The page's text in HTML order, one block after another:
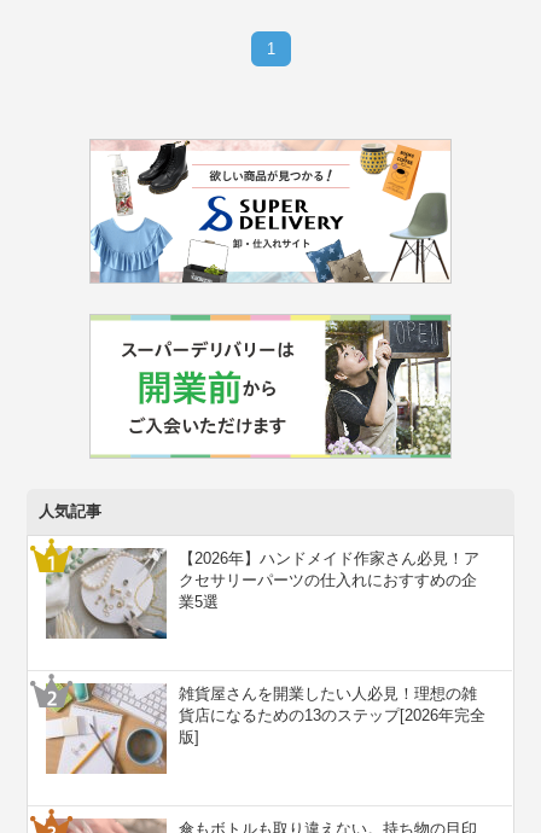
1
人気記事
【2026年】ハンドメイド作家さん必見！ア
クセサリーパーツの仕入れにおすすめの企
業5選
雑貨屋さんを開業したい人必見！理想の雑
貨店になるための13のステップ[2026年完全
版]
傘もボトルも取り違えない。持ち物の目印